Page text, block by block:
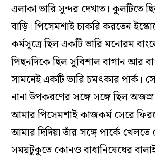
এলাকা ভারি সুন্দর দেখাত। কুলটিতে
বাড়ি। পিসেমশাই চাকরি করতেন
কর্মসূত্রে ছিল একটি ভারি মনোরম
পিছনদিকে ছিল সুবিশাল বাগান আর
সামনেই একটি ভারি চমৎকার পার্ক।
নানা উপকরণের সঙ্গে সঙ্গে ছিল অজস্র
আমার পিসেমশাই কাজকর্ম সেরে
আমার দিদিয়া তাঁর সঙ্গে পার্কে
সময়টুকুতে কোনও বাধানিষেধের